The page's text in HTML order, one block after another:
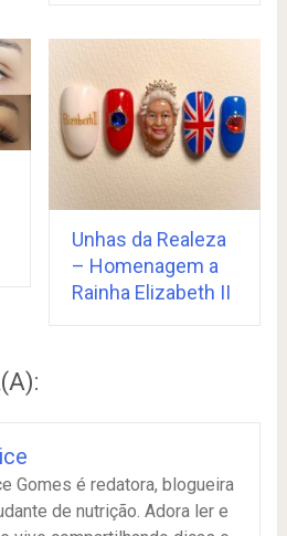
Unhas da Realeza
– Homenagem a
Rainha Elizabeth II
Gomes é redatora, blogueira
de nutrição. Adora ler e